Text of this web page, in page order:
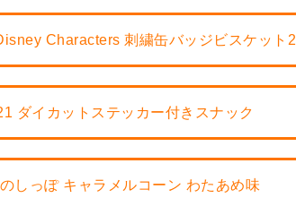
Characters 刺繍缶バッジビスケット2
ダイカットステッカー付きスナック
しっぽ キャラメルコーン わたあめ味